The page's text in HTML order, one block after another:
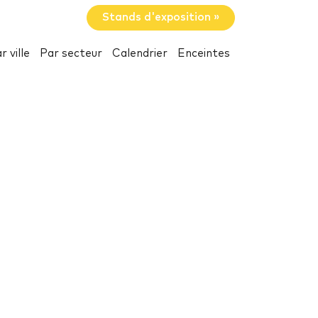
Stands d'exposition »
ville Par secteur Calendrier Enceintes